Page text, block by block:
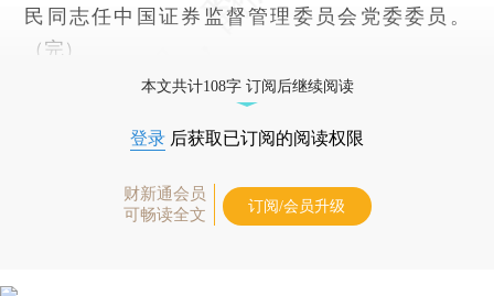
民同志任中国证券监督管理委员会党委委员。
（完）
本文共计108字 订阅后继续阅读
登录 后获取已订阅的阅读权限
财新通会员
可畅读全文
订阅/会员升级